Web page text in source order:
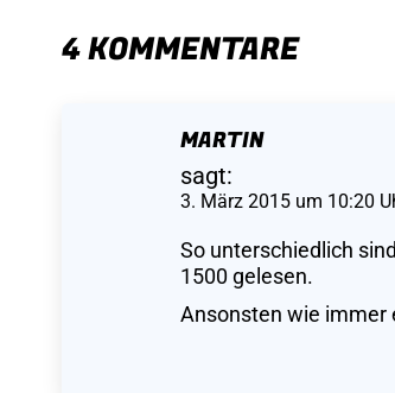
4 KOMMENTARE
MARTIN
sagt:
3. März 2015 um 10:20
So unterschiedlich
1500 gelesen.
Ansonsten wie immer